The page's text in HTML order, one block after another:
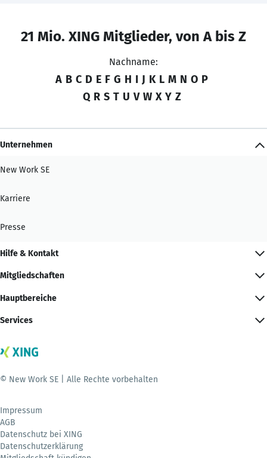
21 Mio. XING Mitglieder, von A bis Z
Nachname:
A B C D E F G H I J K L M N O P
Q R S T U V W X Y Z
Unternehmen
New Work SE
Karriere
Presse
Hilfe & Kontakt
Mitgliedschaften
Hauptbereiche
Services
© New Work SE | Alle Rechte vorbehalten
Impressum
AGB
Datenschutz bei XING
Datenschutzerklärung